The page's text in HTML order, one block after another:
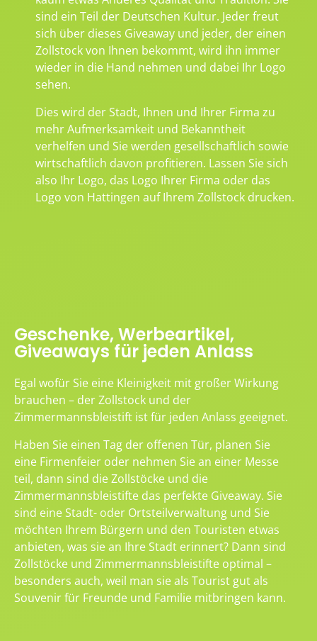
sind ein Teil der Deutschen Kultur. Jeder freut
sich über dieses Giveaway und jeder, der einen
Zollstock von Ihnen bekommt, wird ihn immer
wieder in die Hand nehmen und dabei Ihr Logo
sehen.
Dies wird der Stadt, Ihnen und Ihrer Firma zu
mehr Aufmerksamkeit und Bekanntheit
verhelfen und Sie werden gesellschaftlich sowie
wirtschaftlich davon profitieren. Lassen Sie sich
also Ihr Logo, das Logo Ihrer Firma oder das
Logo von Hattingen auf Ihrem Zollstock drucken.
Geschenke, Werbeartikel,
Giveaways für jeden Anlass
Egal wofür Sie eine Kleinigkeit mit großer Wirkung
brauchen – der Zollstock und der
Zimmermannsbleistift ist für jeden Anlass geeignet.
Haben Sie einen Tag der offenen Tür, planen Sie
eine Firmenfeier oder nehmen Sie an einer Messe
teil, dann sind die Zollstöcke und die
Zimmermannsbleistifte das perfekte Giveaway. Sie
sind eine Stadt- oder Ortsteilverwaltung und Sie
möchten Ihrem Bürgern und den Touristen etwas
anbieten, was sie an Ihre Stadt erinnert? Dann sind
Zollstöcke und Zimmermannsbleistifte optimal –
besonders auch, weil man sie als Tourist gut als
Souvenir für Freunde und Familie mitbringen kann.